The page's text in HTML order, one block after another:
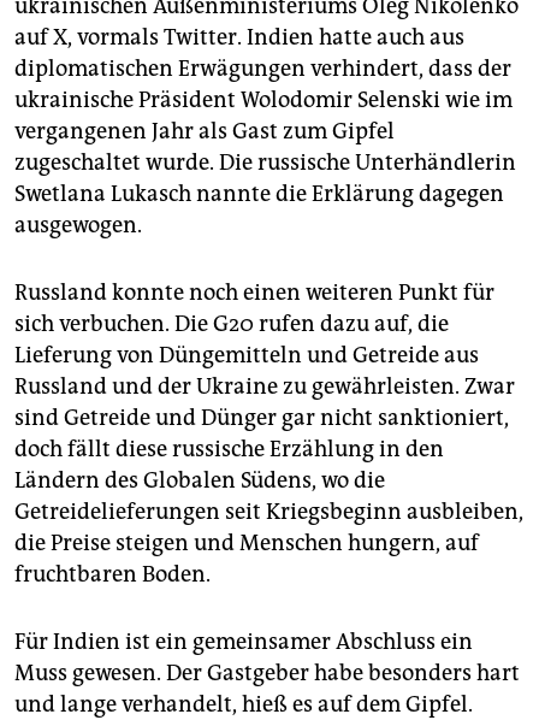
ukrainischen Außenministeriums Oleg Nikolenko
auf X, vormals Twitter. Indien hatte auch aus
diplomatischen Erwägungen verhindert, dass der
ukrainische Präsident Wolodomir Selenski wie im
vergangenen Jahr als Gast zum Gipfel
zugeschaltet wurde. Die russische Unterhändlerin
Swetlana Lukasch nannte die Erklärung dagegen
ausgewogen.
Russland konnte noch einen weiteren Punkt für
sich verbuchen. Die G20 rufen dazu auf, die
Lieferung von Düngemitteln und Getreide aus
Russland und der Ukraine zu gewährleisten. Zwar
sind Getreide und Dünger gar nicht sanktioniert,
doch fällt diese russische Erzählung in den
Ländern des Globalen Südens, wo die
Getreidelieferungen seit Kriegsbeginn ausbleiben,
die Preise steigen und Menschen hungern, auf
fruchtbaren Boden.
Für Indien ist ein gemeinsamer Abschluss ein
Muss gewesen. Der Gastgeber habe besonders hart
und lange verhandelt, hieß es auf dem Gipfel.